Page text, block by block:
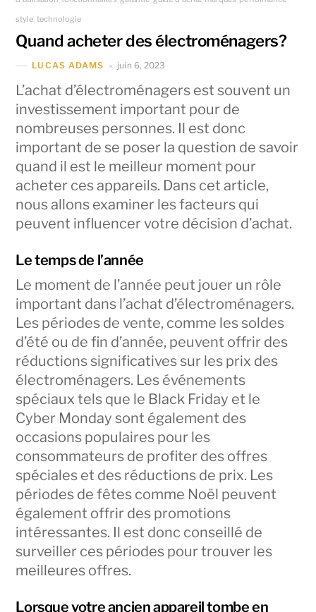
style technologie
Quand acheter des électroménagers?
LUCAS ADAMS juin 6, 2023
L’achat d’électroménagers est souvent un
investissement important pour de
nombreuses personnes. Il est donc
important de se poser la question de savoir
quand il est le meilleur moment pour
acheter ces appareils. Dans cet article,
nous allons examiner les facteurs qui
peuvent influencer votre décision d’achat.
Le temps de l’année
Le moment de l’année peut jouer un rôle
important dans l’achat d’électroménagers.
Les périodes de vente, comme les soldes
d’été ou de fin d’année, peuvent offrir des
réductions significatives sur les prix des
électroménagers. Les événements
spéciaux tels que le Black Friday et le
Cyber Monday sont également des
occasions populaires pour les
consommateurs de profiter des offres
spéciales et des réductions de prix. Les
périodes de fêtes comme Noël peuvent
également offrir des promotions
intéressantes. Il est donc conseillé de
surveiller ces périodes pour trouver les
meilleures offres.
Lorsque votre ancien appareil tombe en